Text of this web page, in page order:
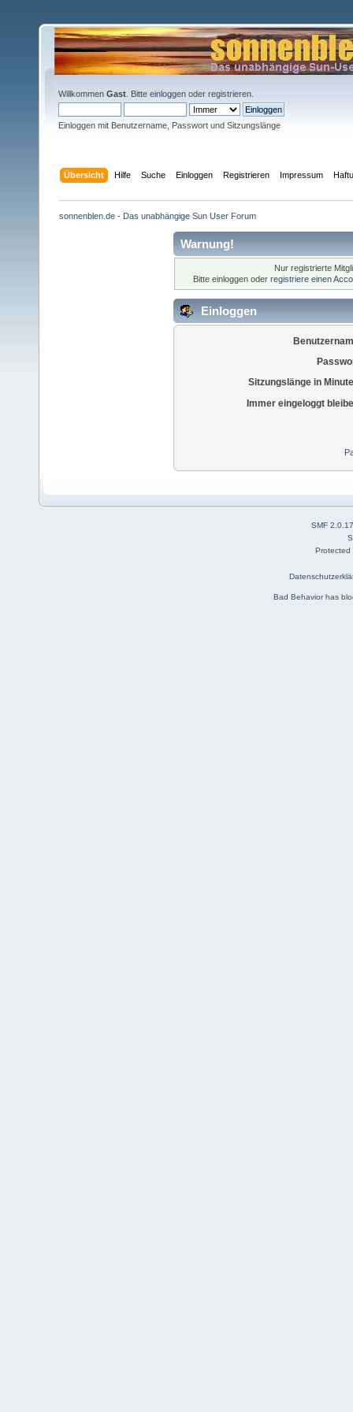
Willkommen Gast . Bitte einloggen oder registrieren
Einloggen mit Benutzername, Passwort und Sitzungslänge
Übersicht Hilfe Suche Einloggen Registrieren Impressum
sonnenblen.de - Das unabhängige Sun User Forum
Warnung!
Nur registrierte
Bitte einloggen oder registriere einen
Einloggen
Sitzungslänge in
Immer eingeloggt
SMF 2.0.17
Bad Behaviorhas